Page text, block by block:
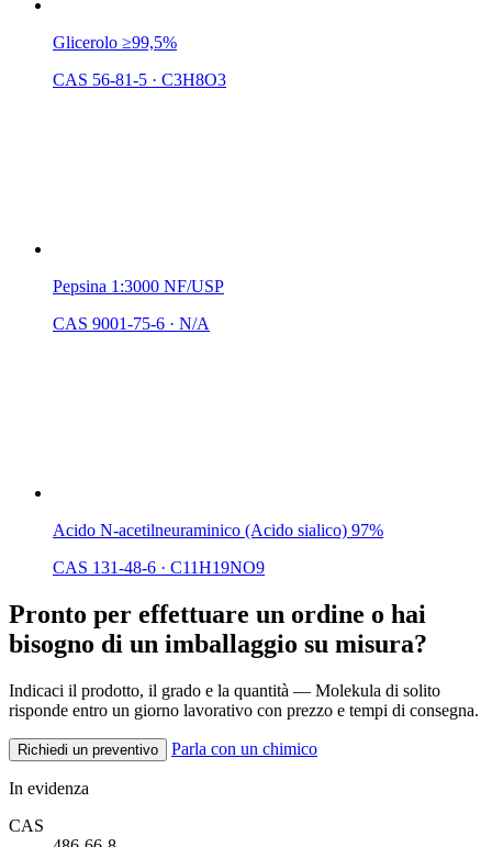
Glicerolo ≥99,5%
CAS 56-81-5 · C3H8O3
Pepsina 1:3000 NF/USP
CAS 9001-75-6 · N/A
Acido N-acetilneuraminico (Acido sialico) 97%
CAS 131-48-6 · C11H19NO9
Pronto per effettuare un ordine o hai
bisogno di un imballaggio su misura?
Indicaci il prodotto, il grado e la quantità — Molekula di solito
risponde entro un giorno lavorativo con prezzo e tempi di consegna.
Richiedi un preventivo Parla con un chimico
In evidenza
CAS